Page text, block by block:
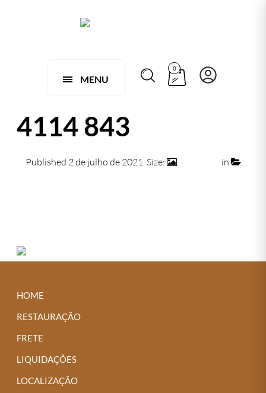
MENU
0
4114 843
Published 2 de julho de 2021 . Size:
in
HOME
RESTAURAÇÃO
FRETE
LIQUIDAÇÕES
LOCALIZAÇÃO